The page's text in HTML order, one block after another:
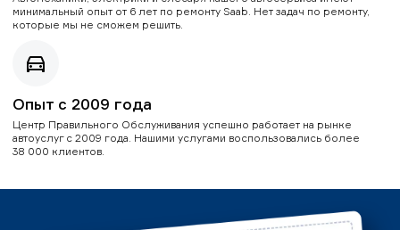
минимальный опыт от 6 лет по ремонту Saab. Нет задач по ремонту,
которые мы не сможем решить.
Опыт с 2009 года
Центр Правильного Обслуживания успешно работает на рынке
автоуслуг с 2009 года. Нашими услугами воспользовались более
38 000 клиентов.